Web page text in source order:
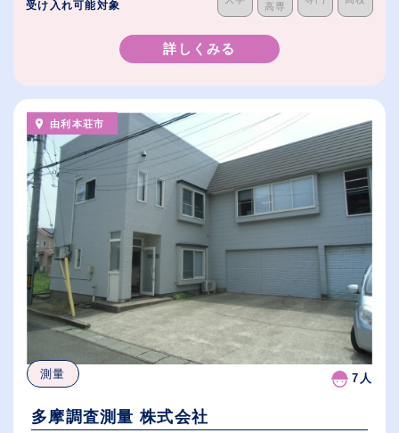
受け入れ可能対象 高専
詳しくみる
由利本荘市
測量 7人
多摩調査測量 株式会社